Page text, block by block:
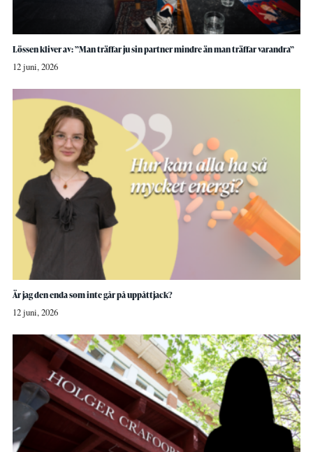
Lössen kliver av: ”Man träffar ju sin partner mindre än man träffar varandra”
12 juni, 2026
Är jag den enda som inte går på uppåttjack?
12 juni, 2026